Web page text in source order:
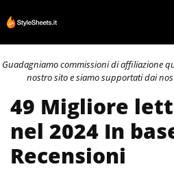
al
contenuto
Guadagniamo commissioni di affiliazione
nostro sito e siamo supportati dai
49 Migliore
nel 2024 In
Recensioni